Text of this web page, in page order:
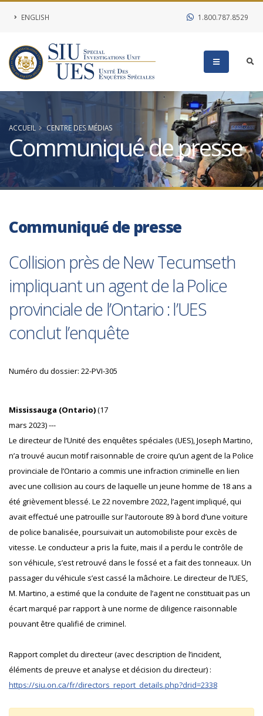
ENGLISH 1.800.787.8529
ACCUEIL CENTRE DES MÉDIAS
Communiqué de presse
Communiqué de presse
Collision près de New Tecumseth
impliquant un agent de la Police
provinciale de l’Ontario : l’UES
conclut l’enquête
Numéro du dossier: 22-PVI-305
Mississauga (Ontario)(17
mars 2023) ---
Le directeur de l’Unité des enquêtes spéciales (UES), Joseph Martino,
n’a trouvé aucun motif raisonnable de croire qu’un agent de la Police
provinciale de l’Ontario a commis une infraction criminelle en lien
avec une collision au cours de laquelle un jeune homme de 18 ans a
été grièvement blessé. Le 22 novembre 2022, l’agent impliqué, qui
avait effectué une patrouille sur l’autoroute 89 à bord d’une voiture
de police banalisée, poursuivait un automobiliste pour excès de
vitesse. Le conducteur a pris la fuite, mais il a perdu le contrôle de
son véhicule, s’est retrouvé dans le fossé et a fait des tonneaux. Un
passager du véhicule s’est cassé la mâchoire. Le directeur de l’UES,
M. Martino, a estimé que la conduite de l’agent ne constituait pas un
écart marqué par rapport à une norme de diligence raisonnable
pouvant être qualifié de criminel.
Rapport complet du directeur (avec description de l’incident,
éléments de preuve et analyse et décision du directeur) :
https://siu.on.ca/fr/directors_report_details.php?drid=2338